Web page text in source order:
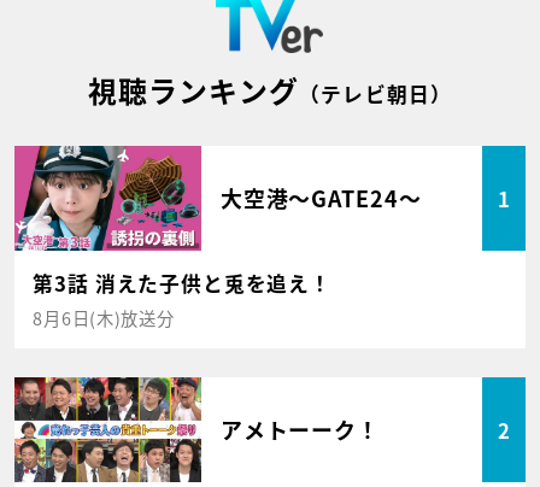
視聴ランキング （テレビ朝日）
大空港～GATE24～ 1
第3話 消えた子供と兎を追え！
8月6日(木)放送分
アメトーーク！ 2